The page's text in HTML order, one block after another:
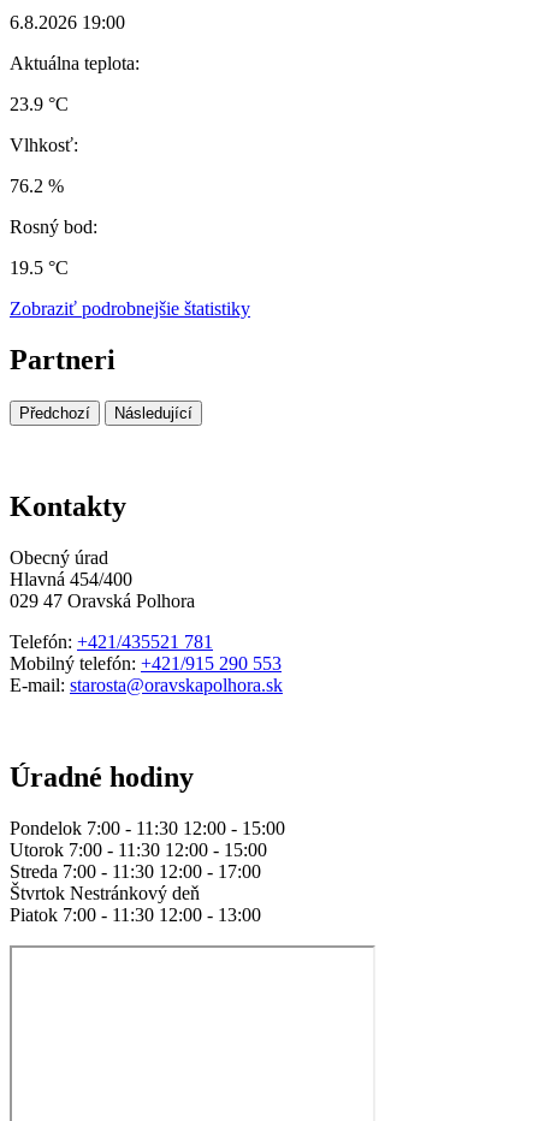
6.8.2026 19:00
Aktuálna teplota:
23.9 °C
Vlhkosť:
76.2 %
Rosný bod:
19.5 °C
Zobraziť podrobnejšie štatistiky
Partneri
Předchozí Následující
Kontakty
Obecný úrad
Hlavná 454/400
029 47 Oravská Polhora
Telefón: +421/435521 781
Mobilný telefón: +421/915 290 553
E-mail: starosta@oravskapolhora.sk
Úradné hodiny
Pondelok 7:00 - 11:30 12:00 - 15:00
Utorok 7:00 - 11:30 12:00 - 15:00
Streda 7:00 - 11:30 12:00 - 17:00
Štvrtok Nestránkový deň
Piatok 7:00 - 11:30 12:00 - 13:00